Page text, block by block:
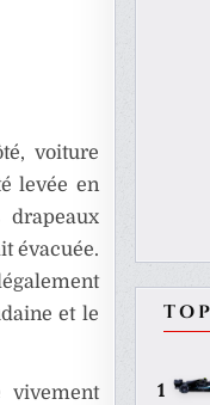
voiture
levée en
évacuée.
et le
vivement
1